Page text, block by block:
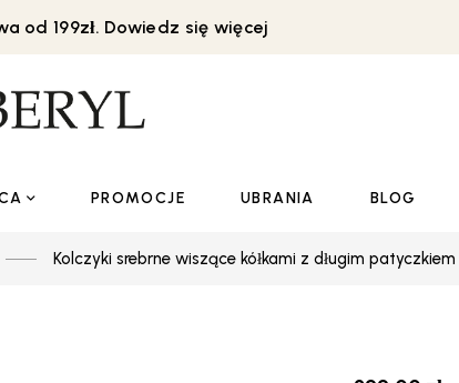
od 199zł. Dowiedz się więcej
PROMOCJE UBRANIA BLOG
Kolczyki srebrne wiszące kółkami z długim